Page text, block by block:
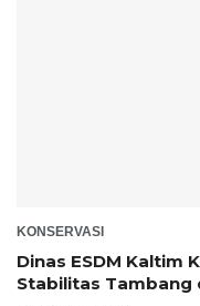
KONSERVASI
Dinas ESDM Kaltim
Stabilitas Tambang